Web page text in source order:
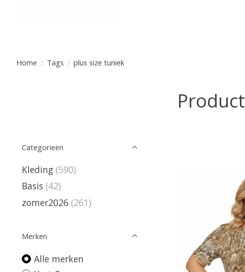
Home / Tags / plus size tuniek
Categorieën
Kleding (590)
Basis (42)
zomer2026 (261)
Merken
Alle merken